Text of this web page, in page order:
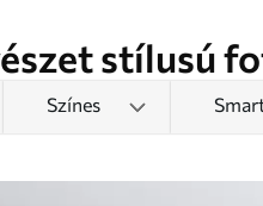
stílusú
Színes